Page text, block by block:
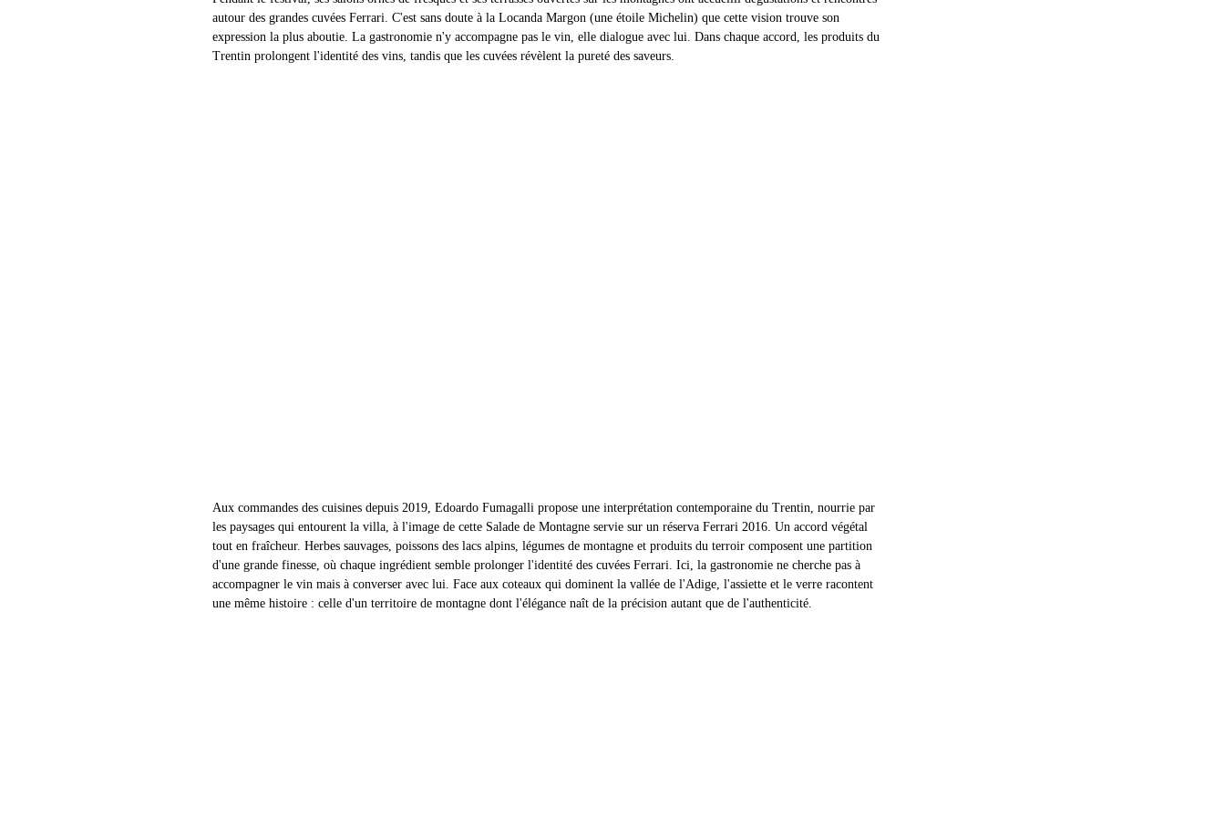
autour des grandes cuvées Ferrari. C'est sans doute à la Locanda Margon (une étoile Michelin) que cette vision trouve son
expression la plus aboutie. La gastronomie n'y accompagne pas le vin, elle dialogue avec lui. Dans chaque accord, les produits du
Trentin prolongent l'identité des vins, tandis que les cuvées révèlent la pureté des saveurs.
Aux commandes des cuisines depuis 2019, Edoardo Fumagalli propose une interprétation contemporaine du Trentin, nourrie par
les paysages qui entourent la villa, à l'image de cette Salade de Montagne servie sur un réserva Ferrari 2016. Un accord végétal
tout en fraîcheur. Herbes sauvages, poissons des lacs alpins, légumes de montagne et produits du terroir composent une partition
d'une grande finesse, où chaque ingrédient semble prolonger l'identité des cuvées Ferrari. Ici, la gastronomie ne cherche pas à
accompagner le vin mais à converser avec lui. Face aux coteaux qui dominent la vallée de l'Adige, l'assiette et le verre racontent
une même histoire : celle d'un territoire de montagne dont l'élégance naît de la précision autant que de l'authenticité.